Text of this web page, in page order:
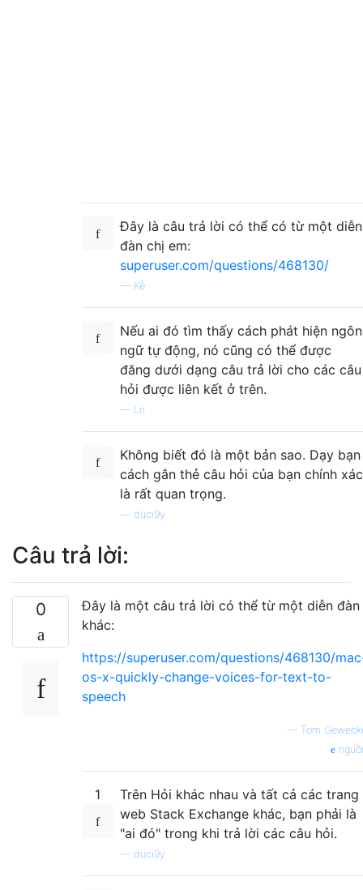
Đây là câu trả lời có thể có từ một diễn
đàn chị em:
superuser.com/questions/468130/
— Kẻ
Nếu ai đó tìm thấy cách phát hiện ngôn
ngữ tự động, nó cũng có thể được
đăng dưới dạng câu trả lời cho các câu
hỏi được liên kết ở trên.
— Lri
Không biết đó là một bản sao. Dạy bạn
cách gắn thẻ câu hỏi của bạn chính xác
là rất quan trọng.
duci9y
Câu trả lời:
0
Đây là một câu trả lời có thể từ một diễn đàn
khác:
https://superuser.com/questions/468130/
os-x-quickly-change-voices-for-text-to-
speech
— Tom
1
Trên Hỏi khác nhau và tất cả các trang
web Stack Exchange khác, bạn phải là
"ai đó" trong khi trả lời các câu hỏi.
duci9y